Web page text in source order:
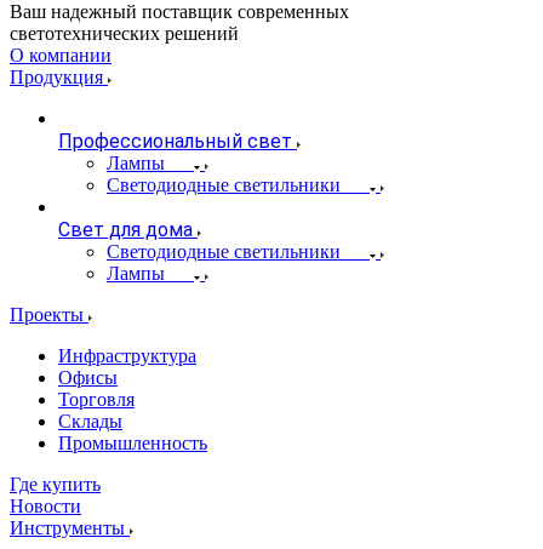
Ваш надежный поставщик современных
светотехнических решений
О компании
Продукция
Профессиональный свет
Лампы
Светодиодные светильники
Свет для дома
Светодиодные светильники
Лампы
Проекты
Инфраструктура
Офисы
Торговля
Склады
Промышленность
Где купить
Новости
Инструменты